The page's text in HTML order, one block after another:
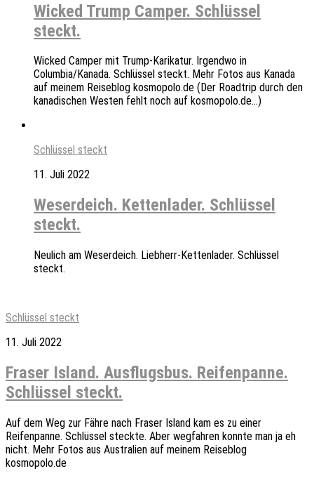
Wicked Trump Camper. Schlüssel
steckt.
Wicked Camper mit Trump-Karikatur. Irgendwo in
Columbia/Kanada. Schlüssel steckt. Mehr Fotos aus Kanada
auf meinem Reiseblog kosmopolo.de (Der Roadtrip durch den
kanadischen Westen fehlt noch auf kosmopolo.de…)
Schlüssel steckt
11. Juli 2022
Weserdeich. Kettenlader. Schlüssel
steckt.
Neulich am Weserdeich. Liebherr-Kettenlader. Schlüssel
steckt.
Schlüssel steckt
11. Juli 2022
Fraser Island. Ausflugsbus. Reifenpanne.
Schlüssel steckt.
Auf dem Weg zur Fähre nach Fraser Island kam es zu einer
Reifenpanne. Schlüssel steckte. Aber wegfahren konnte man ja eh
nicht. Mehr Fotos aus Australien auf meinem Reiseblog
kosmopolo.de